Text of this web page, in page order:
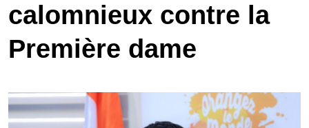
calomnieux contre la
Première dame